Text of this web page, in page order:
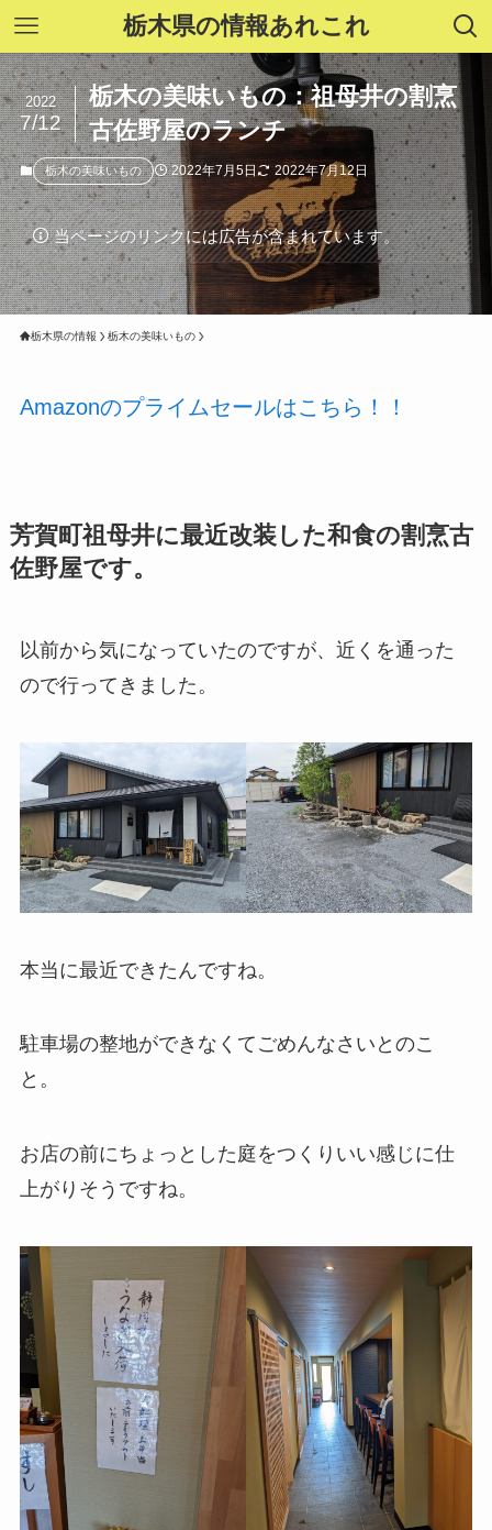
栃木県の情報あれこれ
栃木の美味いもの：祖母井の割烹
古佐野屋のランチ
2022
7/12
栃木の美味いもの 2022年7月5日 2022年7月12日
当ページのリンクには広告が含まれています。
栃木県の情報 栃木の美味いもの
Amazonのプライムセールはこちら！！
芳賀町祖母井に最近改装した和食の割烹古
佐野屋です。
以前から気になっていたのですが、近くを通った
ので行ってきました。
本当に最近できたんですね。
駐車場の整地ができなくてごめんなさいとのこ
と。
お店の前にちょっとした庭をつくりいい感じに仕
上がりそうですね。